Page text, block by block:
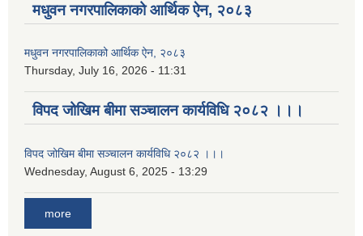
मधुवन नगरपालिकाको आर्थिक ऐन, २०८३
मधुवन नगरपालिकाको आर्थिक ऐन, २०८३
Thursday, July 16, 2026 - 11:31
विपद जोखिम बीमा सञ्चालन कार्यविधि २०८२ ।।।
विपद जोखिम बीमा सञ्चालन कार्यविधि २०८२ ।।।
Wednesday, August 6, 2025 - 13:29
more